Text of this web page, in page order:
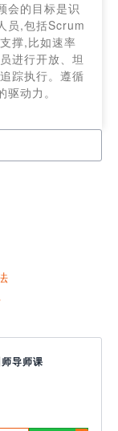
会的目标是识
员,包括Scrum
撑,比如速率
进行开放、坦
踪执行。遵循
动力。
导师课